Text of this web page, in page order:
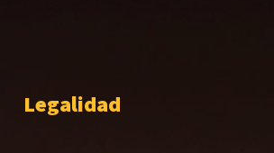
Legalidad